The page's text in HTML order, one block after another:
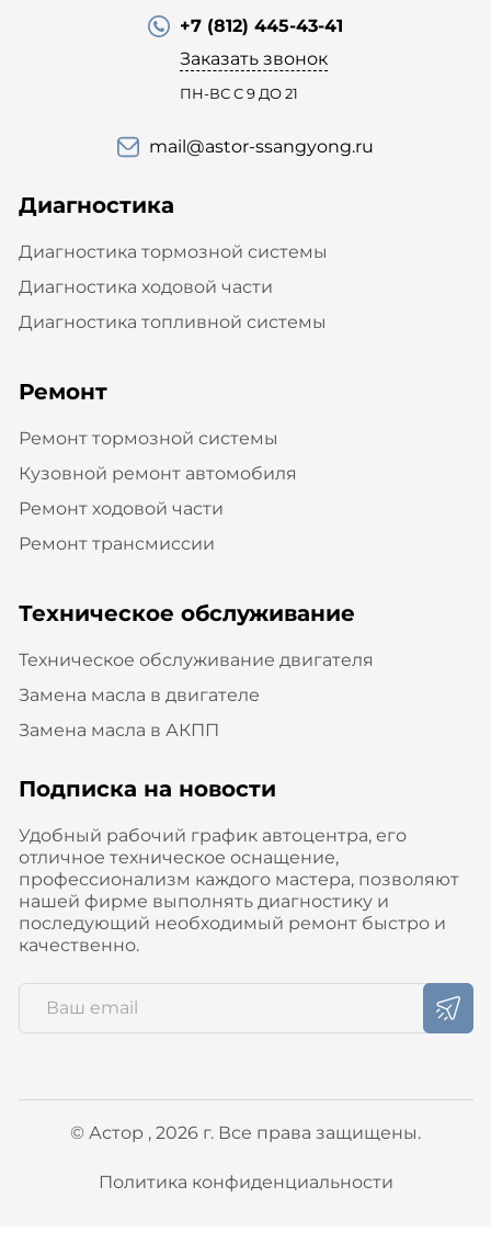
+7 (812) 445-43-41
Заказать звонок
ПН-ВС С 9 ДО 21
mail@astor-ssangyong.ru
Диагностика
Диагностика тормозной системы
Диагностика ходовой части
Диагностика топливной системы
Ремонт
Ремонт тормозной системы
Кузовной ремонт автомобиля
Ремонт ходовой части
Ремонт трансмиссии
Техническое обслуживание
Техническое обслуживание двигателя
Замена масла в двигателе
Замена масла в АКПП
Подписка на новости
Удобный рабочий график автоцентра, его
отличное техническое оснащение,
профессионализм каждого мастера, позволяют
нашей фирме выполнять диагностику и
последующий необходимый ремонт быстро и
качественно.
© Астор , 2026 г. Все права защищены.
Политика конфиденциальности